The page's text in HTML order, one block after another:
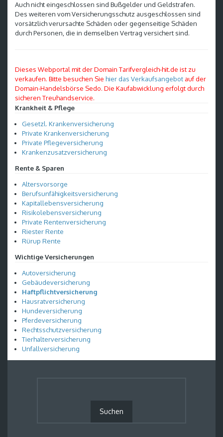
Auch nicht eingeschlossen sind Bußgelder und Geldstrafen.
Des weiteren vom Versicherungsschutz ausgeschlossen sind
vorsätzlich verursachte Schäden oder gegenseitige Schäden
durch Personen, die in demselben Vertrag versichert sind.
Dieses Webportal mit der Domain Tarifvergleich-hit.de ist zu
verkaufen. Bitte besuchen Sie hier das Verkaufsangebot auf der
Domain-Handelsbörse Sedo. Die Kaufabwicklung erfolgt durch
sicheren Treuhandservice.
Krankheit & Pflege
Gesetzl. Krankenversicherung
Private Krankenversicherung
Private Pflegeversicherung
Krankenzusatzversicherung
Rente & Sparen
Altersvorsorge
Berufsunfähigkeitsversicherung
Kapitallebensversicherung
Risikolebensversicherung
Private Rentenversicherung
Riester Rente
Rürup Rente
Wichtige Versicherungen
Autoversicherung
Gebäudeversicherung
Haftpflichtversicherung
Hausratversicherung
Hundeversicherung
Pferdeversicherung
Rechtsschutzversicherung
Tierhalterversicherung
Unfallversicherung